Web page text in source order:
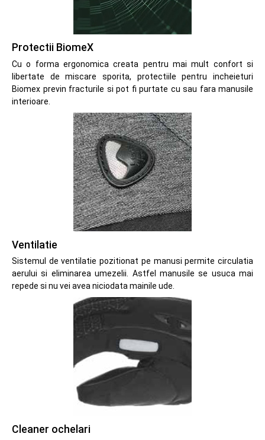
Protectii BiomeX
Cu o forma ergonomica creata pentru mai mult confort si
libertate de miscare sporita, protectiile pentru incheieturi
Biomex previn fracturile si pot fi purtate cu sau fara manusile
interioare.
Ventilatie
Sistemul de ventilatie pozitionat pe manusi permite circulatia
aerului si eliminarea umezelii. Astfel manusile se usuca mai
repede si nu vei avea niciodata mainile ude.
Cleaner ochelari